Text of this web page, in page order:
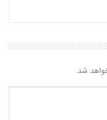
شد.